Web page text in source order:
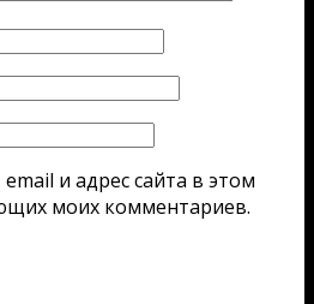
и адрес сайта в этом
моих комментариев.